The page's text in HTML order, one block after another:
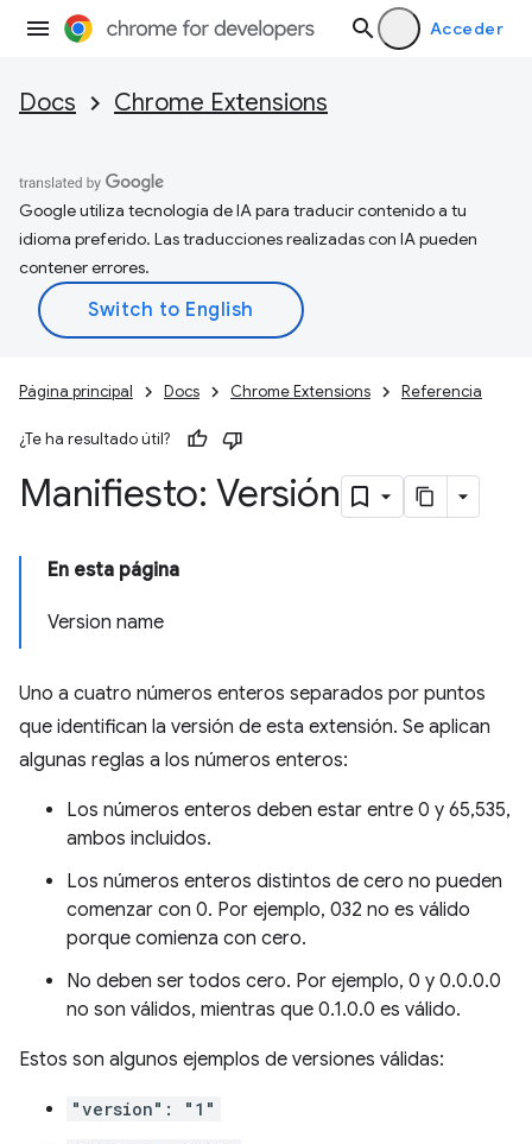
Acceder
Docs Chrome Extensions
Google utiliza tecnología de IA para traducir contenido a tu
idioma preferido. Las traducciones realizadas con IA pueden
contener errores.
Página principal Docs Chrome Extensions Referencia
¿Te ha resultado útil?
Manifiesto: Versión
En esta página
Version name
Uno a cuatro números enteros separados por puntos
que identifican la versión de esta extensión. Se aplican
algunas reglas a los números enteros:
Los números enteros deben estar entre 0 y 65,535,
ambos incluidos.
Los números enteros distintos de cero no pueden
comenzar con 0. Por ejemplo, 032 no es válido
porque comienza con cero.
No deben ser todos cero. Por ejemplo, 0 y 0.0.0.0
no son válidos, mientras que 0.1.0.0 es válido.
Estos son algunos ejemplos de versiones válidas:
"version": "1"